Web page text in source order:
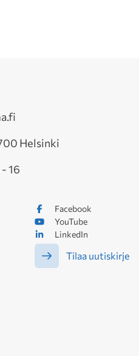
Helsinki
16
Facebook
YouTube
LinkedIn
Tilaa uutiskirje